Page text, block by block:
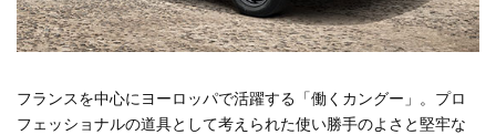
フランスを中心にヨーロッパで活躍する「働くカングー」。プロ
フェッショナルの道具として考えられた使い勝手のよさと堅牢な